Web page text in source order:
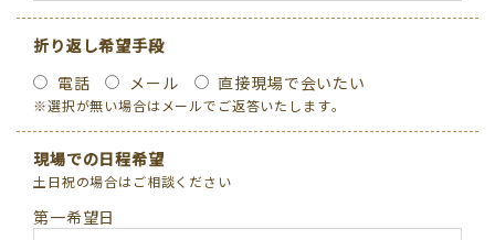
折り返し希望手段
電話
メール 直接現場で会いたい
※選択が無い場合はメールでご返答いたします｡
現場での日程希望
土日祝の場合はご相談ください
第一希望日